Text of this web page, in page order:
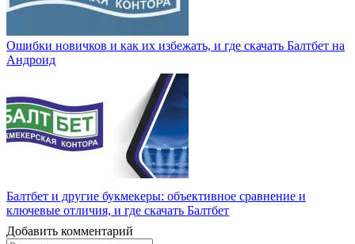
Ошибки новичков и как их избежать, и где скачать Балтбет на
Андроид
Балтбет и другие букмекеры: объективное сравнение и
ключевые отличия, и где скачать Балтбет
Добавить комментарий